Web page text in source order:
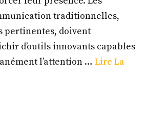
traditionnelles,
pertinentes, doivent
d’outils innovants capables
l’attention … Lire La